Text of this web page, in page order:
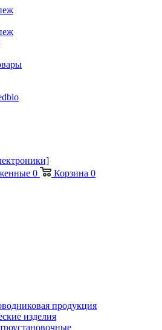
0 Корзина 0
продукция
изделия